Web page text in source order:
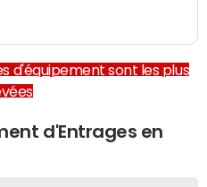
d'équipement sont les plus
d'Entrages en